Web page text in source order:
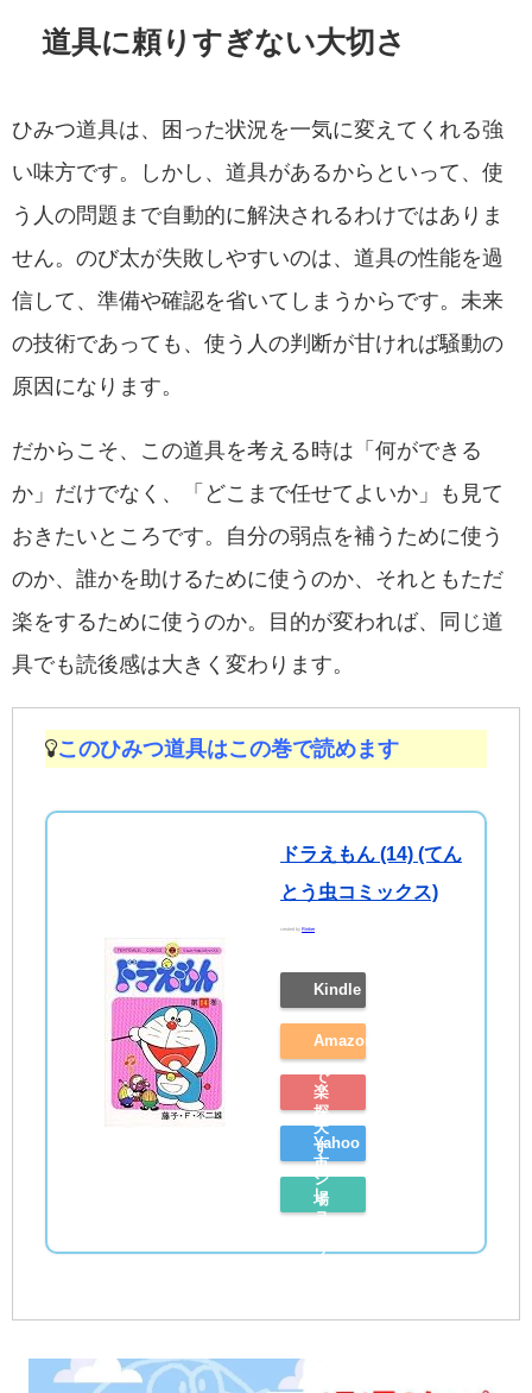
道具に頼りすぎない大切さ
ひみつ道具は、困った状況を一気に変えてくれる強
い味方です。しかし、道具があるからといって、使
う人の問題まで自動的に解決されるわけではありま
せん。のび太が失敗しやすいのは、道具の性能を過
信して、準備や確認を省いてしまうからです。未来
の技術であっても、使う人の判断が甘ければ騒動の
原因になります。
だからこそ、この道具を考える時は「何ができる
か」だけでなく、「どこまで任せてよいか」も見て
おきたいところです。自分の弱点を補うために使う
のか、誰かを助けるために使うのか、それともただ
楽をするために使うのか。目的が変われば、同じ道
具でも読後感は大きく変わります。
このひみつ道具はこの巻で読めます
ドラえもん (14) (てん
とう虫コミックス)
created byRinker
Kindle
Amazon
で
探
す
楽
天
市
場
Yahoo
シ
ョ
ッ
ン
レ